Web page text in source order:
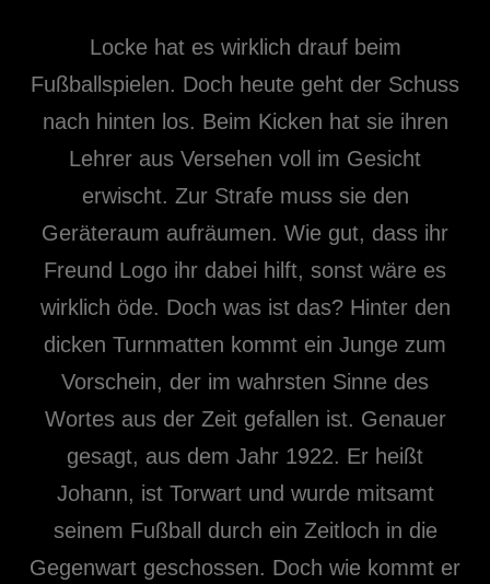
Locke hat es wirklich drauf beim
Fußballspielen. Doch heute geht der Schuss
nach hinten los. Beim Kicken hat sie ihren
Lehrer aus Versehen voll im Gesicht
erwischt. Zur Strafe muss sie den
Geräteraum aufräumen. Wie gut, dass ihr
Freund Logo ihr dabei hilft, sonst wäre es
wirklich öde. Doch was ist das? Hinter den
dicken Turnmatten kommt ein Junge zum
Vorschein, der im wahrsten Sinne des
Wortes aus der Zeit gefallen ist. Genauer
gesagt, aus dem Jahr 1922. Er heißt
Johann, ist Torwart und wurde mitsamt
seinem Fußball durch ein Zeitloch in die
Gegenwart geschossen. Doch wie kommt er